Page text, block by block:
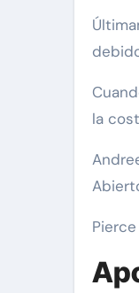
la